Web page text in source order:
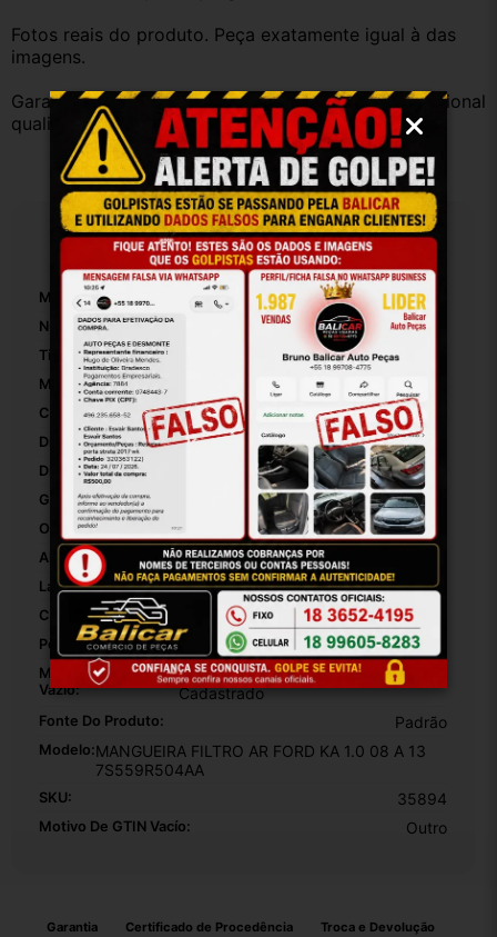
Fotos reais do produto. Peça exatamente igual à das
imagens.
Garantia válida somente com instalação por profissional
qualificado.
Especificações
Marca: Ford
Número De Peça: 7S559R504AA
Tipo De Veículo: Carro/Caminhonete
Material Da Mangueira De Admissão: Borracha
Comprimento Da Mangueira De Admissão:
Diâmetro Interno Da Mangueira De Admissão:
Diâmetro Externo Da Mangueira De Admissão:
Grampos Incluídos: False
Origem: Brasil
Altura Da Embalagem:
Largura Da Embalagem: 30
Comprimento Da Embalagem:
Peso Da Embalagem: 1000
Motivo De GTIN
Vazio:
O Produto Não Tem Código
Cadastrado
Fonte Do Produto: Padrão
Modelo:MANGUEIRA FILTRO AR FORD KA 1.0 08 A 13
7S559R504AA
SKU: 35894
Motivo De GTIN Vacío: Outro
Garantia Certificado de Procedência Troca e Devolução